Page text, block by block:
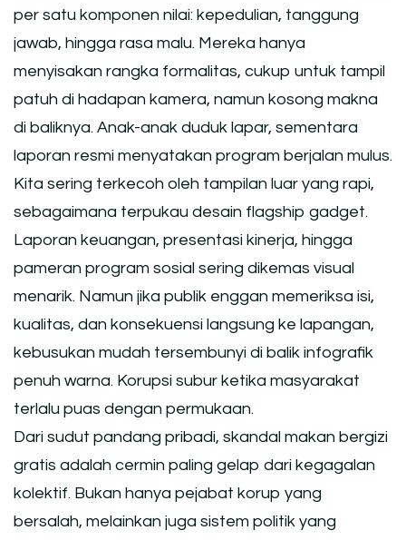
per satu komponen nilai: kepedulian, tanggung
jawab, hingga rasa malu. Mereka hanya
menyisakan rangka formalitas, cukup untuk tampil
patuh di hadapan kamera, namun kosong makna
di baliknya. Anak-anak duduk lapar, sementara
laporan resmi menyatakan program berjalan mulus.
Kita sering terkecoh oleh tampilan luar yang rapi,
sebagaimana terpukau desain flagship gadget.
Laporan keuangan, presentasi kinerja, hingga
pameran program sosial sering dikemas visual
menarik. Namun jika publik enggan memeriksa isi,
kualitas, dan konsekuensi langsung ke lapangan,
kebusukan mudah tersembunyi di balik infografik
penuh warna. Korupsi subur ketika masyarakat
terlalu puas dengan permukaan.
Dari sudut pandang pribadi, skandal makan bergizi
gratis adalah cermin paling gelap dari kegagalan
kolektif. Bukan hanya pejabat korup yang
bersalah, melainkan juga sistem politik yang